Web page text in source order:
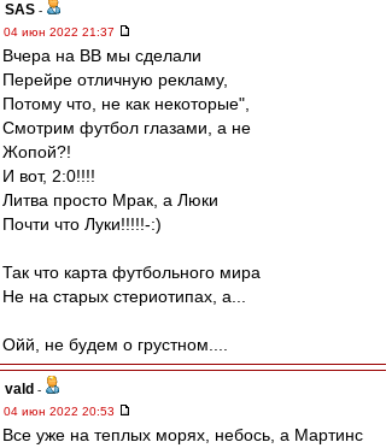
SAS -
04 июн 2022 21:37
Вчера на ВВ мы сделали
Перейре отличную рекламу,
Потому что, не как некоторые",
Смотрим футбол глазами, а не
Жопой?!
И вот, 2:0!!!!
Литва просто Мрак, а Люки
Почти что Луки!!!!!-:)
Так что карта футбольного мира
Не на старых стериотипах, а...
Ойй, не будем о грустном....
vald -
04 июн 2022 20:53
Все уже на теплых морях, небось, а Мартинс